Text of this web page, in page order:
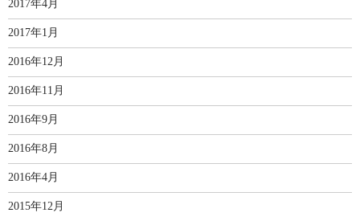
2017年4月
2017年1月
2016年12月
2016年11月
2016年9月
2016年8月
2016年4月
2015年12月